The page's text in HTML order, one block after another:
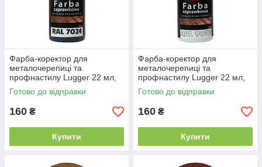
Фарба-коректор для
металочерепиці та
профнастилу Lugger 22 мл,
RAL 7024 графітова
Готово до відправки
160 ₴
Купити
Фарба-коректор для
металочерепиці та
профнастилу Lugger 22 мл,
RAL 9003 сніжно біла
Готово до відправки
160 ₴
Купити